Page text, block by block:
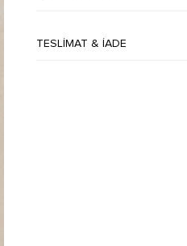
TESLIMAT & İADE